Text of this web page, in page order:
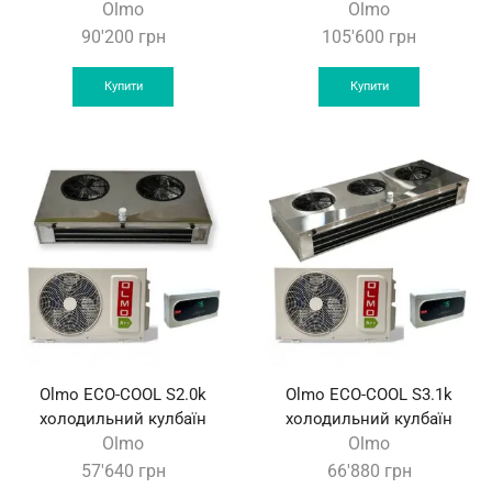
Olmo
90'200 грн
Купити
Olmo
105'600 грн
Купити
Olmo ECO-COOL S2.0k
холодильний кулбаїн
Olmo
57'640 грн
Olmo ECO-COOL S3.1k
холодильний кулбаїн
Olmo
66'880 грн